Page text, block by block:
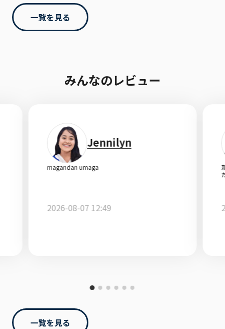
一覧を見る
みんなのレビュー
Jennilyn
magandan umaga
2026-08-07 12:49
一覧を見る